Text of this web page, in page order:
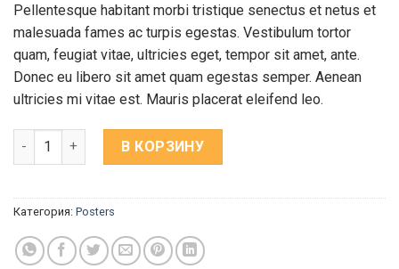
Pellentesque habitant morbi tristique senectus et netus et
malesuada fames ac turpis egestas. Vestibulum tortor
quam, feugiat vitae, ultricies eget, tempor sit amet, ante.
Donec eu libero sit amet quam egestas semper. Aenean
ultricies mi vitae est. Mauris placerat eleifend leo.
Количество Woo LogoВ КОРЗИНУ
Категория: Posters